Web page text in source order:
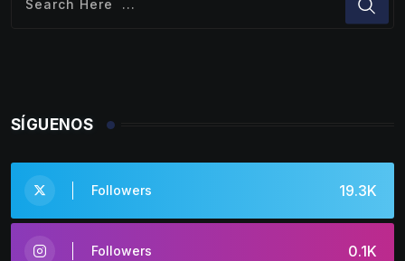
SÍGUENOS
19.3K
Followers
0.1K
Followers